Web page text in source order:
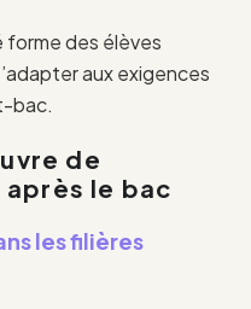
forme des élèves
aux exigences
bac.
de
le bac
les filières